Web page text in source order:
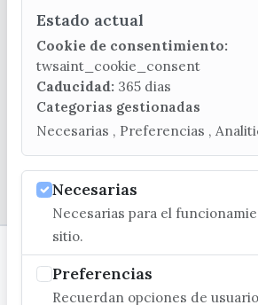
(+34) 952 541 104
turismo@velezmalaga.es
C/ Poniente, 2. CP 29740
© EXCMO. AYUNTAMIENTO DE VÉLEZ-
Estado actual
Cookie de consentimiento:
twsaint_cookie_consent
Caducidad: 365 dias
Categorias gestionadas
Necesarias , Preferencias
Necesarias
Necesarias para el
sitio.
Preferencias
Recuerdan opciones de